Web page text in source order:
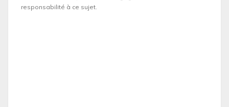
responsabilité à ce sujet.